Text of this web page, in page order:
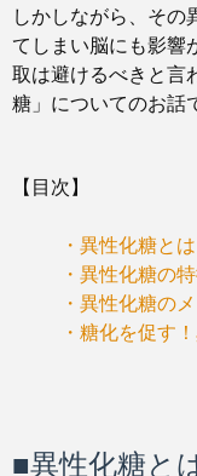
しかしながら、その
てしまい脳にも影響
取は避けるべきと言
糖」についてのお話
【目次】
・異性化糖と
・異性化糖の
・異性化糖の
・糖化を促す
■異性化糖と